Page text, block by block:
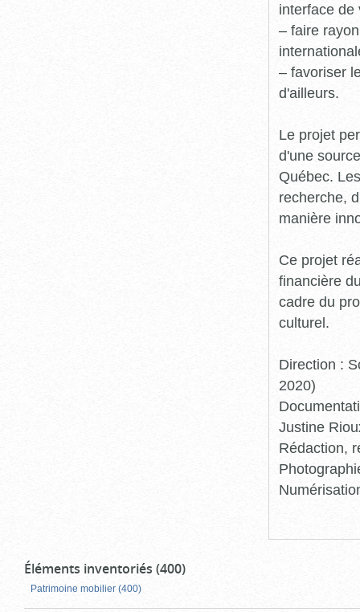
interface de
– faire
– favoriser
d'ailleurs.
Le projet
d'une
Québec.
recherche,
manière
Ce projet
financière
cadre du
culturel.
Direction :
2020)
Justine
Rédaction,
Éléments inventoriés (400)
Patrimoine mobilier (400)